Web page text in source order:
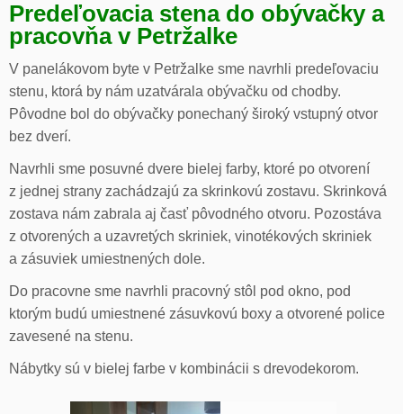
Predeľovacia stena do obývačky a
pracovňa v Petržalke
V panelákovom byte v Petržalke sme navrhli predeľovaciu
stenu, ktorá by nám uzatvárala obývačku od chodby.
Pôvodne bol do obývačky ponechaný široký vstupný otvor
bez dverí.
Navrhli sme posuvné dvere bielej farby, ktoré po otvorení
z jednej strany zachádzajú za skrinkovú zostavu. Skrinková
zostava nám zabrala aj časť pôvodného otvoru. Pozostáva
z otvorených a uzavretých skriniek, vinotékových skriniek
a zásuviek umiestnených dole.
Do pracovne sme navrhli pracovný stôl pod okno, pod
ktorým budú umiestnené zásuvkovú boxy a otvorené police
zavesené na stenu.
Nábytky sú v bielej farbe v kombinácii s drevodekorom.